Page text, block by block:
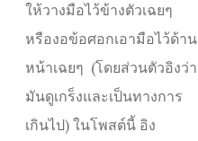
ให้วางมือไว้ข้างตัวเฉยๆ
หรืองอข้อศอกเอามือไว้ด้าน
หน้าเฉยๆ (โดยส่วนตัวอิงว่า
มันดูเกร็งและเป็นทางการ
เกินไป) ในโพสต์นี้ อิง